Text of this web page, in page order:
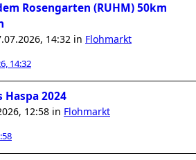
Rosengarten (RUHM) 50km
14:32 in Flohmarkt
14:32
2024
12:58 in Flohmarkt